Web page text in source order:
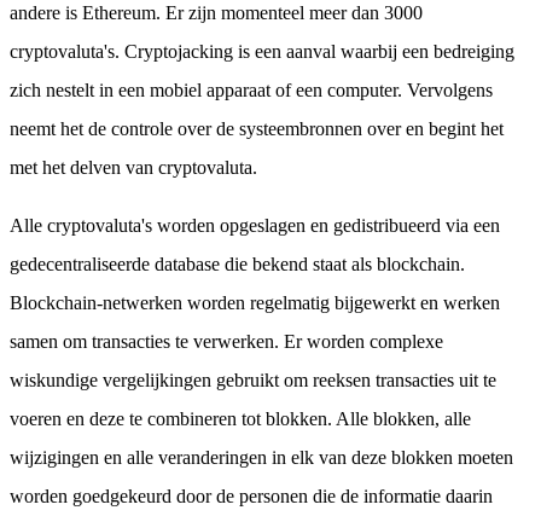
andere is Ethereum. Er zijn momenteel meer dan 3000
cryptovaluta's. Cryptojacking is een aanval waarbij een bedreiging
zich nestelt in een mobiel apparaat of een computer. Vervolgens
neemt het de controle over de systeembronnen over en begint het
met het delven van cryptovaluta.
Alle cryptovaluta's worden opgeslagen en gedistribueerd via een
gedecentraliseerde database die bekend staat als blockchain.
Blockchain-netwerken worden regelmatig bijgewerkt en werken
samen om transacties te verwerken. Er worden complexe
wiskundige vergelijkingen gebruikt om reeksen transacties uit te
voeren en deze te combineren tot blokken. Alle blokken, alle
wijzigingen en alle veranderingen in elk van deze blokken moeten
worden goedgekeurd door de personen die de informatie daarin